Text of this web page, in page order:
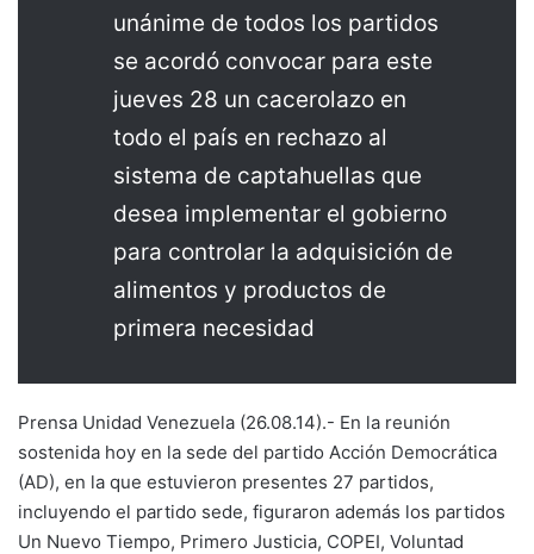
unánime de todos los partidos
se acordó convocar para este
jueves 28 un cacerolazo en
todo el país en rechazo al
sistema de captahuellas que
desea implementar el gobierno
para controlar la adquisición de
alimentos y productos de
primera necesidad
Prensa Unidad Venezuela (26.08.14).- En la reunión
sostenida hoy en la sede del partido Acción Democrática
(AD), en la que estuvieron presentes 27 partidos,
incluyendo el partido sede, figuraron además los partidos
Un Nuevo Tiempo, Primero Justicia, COPEI, Voluntad